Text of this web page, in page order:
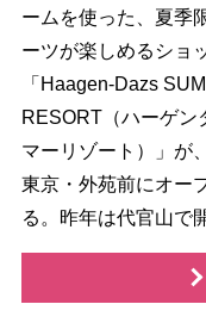
ームを使った、夏季
ーツが楽しめるショ
「Haagen-Dazs
RESORT（ハーゲン
マーリゾート）」が
東京・外苑前にオー
る。昨年は代官山で